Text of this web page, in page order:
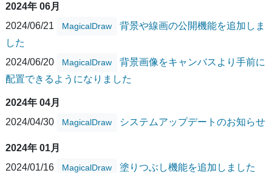
2024年 06月
2024/06/21
MagicalDraw
背景や線画の公開機能を追加しま
した
2024/06/20
MagicalDraw
背景画像をキャンバスより手前に
配置できるようになりました
2024年 04月
2024/04/30
MagicalDraw システムアップデートのお知らせ
2024年 01月
2024/01/16
MagicalDraw 塗りつぶし機能を追加しました